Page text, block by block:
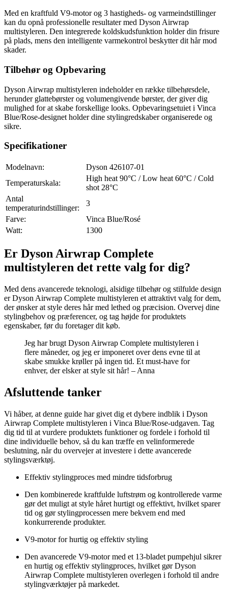
Med en kraftfuld V9-motor og 3 hastigheds- og varmeindstillinger
kan du opnå professionelle resultater med Dyson Airwrap
multistyleren. Den integrerede koldskudsfunktion holder din frisure
på plads, mens den intelligente varmekontrol beskytter dit hår mod
skader.
Tilbehør og Opbevaring
Dyson Airwrap multistyleren indeholder en række tilbehørsdele,
herunder glattebørster og volumengivende børster, der giver dig
mulighed for at skabe forskellige looks. Opbevaringsetuiet i Vinca
Blue/Rose-designet holder dine stylingredskaber organiserede og
sikre.
Specifikationer
Modelnavn:
Dyson 426107-01
Temperaturskala:
High heat 90°C / Low heat 60°C / Cold
shot 28°C
Antal
temperaturindstillinger:
3
Farve:
Vinca Blue/Rosé
Watt:
1300
Er Dyson Airwrap Complete
multistyleren det rette valg for dig?
Med dens avancerede teknologi, alsidige tilbehør og stilfulde design
er Dyson Airwrap Complete multistyleren et attraktivt valg for dem,
der ønsker at style deres hår med lethed og præcision. Overvej dine
stylingbehov og præferencer, og tag højde for produktets
egenskaber, før du foretager dit køb.
Jeg har brugt Dyson Airwrap Complete multistyleren i
flere måneder, og jeg er imponeret over dens evne til at
skabe smukke krøller på ingen tid. Et must-have for
enhver, der elsker at style sit hår! – Anna
Afsluttende tanker
Vi håber, at denne guide har givet dig et dybere indblik i Dyson
Airwrap Complete multistyleren i Vinca Blue/Rose-udgaven. Tag
dig tid til at vurdere produktets funktioner og fordele i forhold til
dine individuelle behov, så du kan træffe en velinformerede
beslutning, når du overvejer at investere i dette avancerede
stylingsværktøj.
Effektiv stylingproces med mindre tidsforbrug
Den kombinerede kraftfulde luftstrøm og kontrollerede varme
gør det muligt at style håret hurtigt og effektivt, hvilket sparer
tid og gør stylingprocessen mere bekvem end med
konkurrerende produkter.
V9-motor for hurtig og effektiv styling
Den avancerede V9-motor med et 13-bladet pumpehjul sikrer
en hurtig og effektiv stylingproces, hvilket gør Dyson
Airwrap Complete multistyleren overlegen i forhold til andre
stylingværktøjer på markedet.